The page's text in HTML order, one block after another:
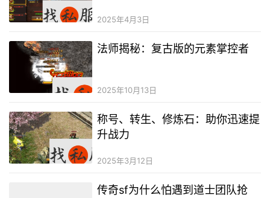
2025年4月3日
法师揭秘：复古版的元素掌控者
2025年10月13日
称号、转生、修炼石：助你迅速提
升战力
2025年3月12日
传奇sf为什么怕遇到道士团队抢